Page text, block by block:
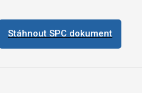
Stáhnout SPC dokument